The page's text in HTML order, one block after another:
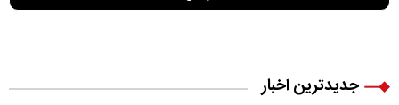
جدیدترین اخبار